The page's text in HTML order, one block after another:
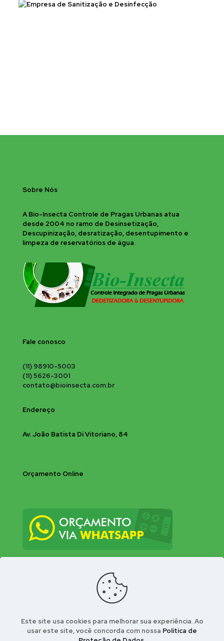
Sobre Nós
A Bio-Insecta Controle de Pragas Urbanas atua
desde 2004 no ramo de Desinsetização,
Descupinização, desratização, desentupimento e
limpeza de reservatórios de água.
Fale conosco
(11) 98910-5003
(11) 5626-3001
contato@bioinsecta.com.br
Endereço
Av. João Batista Di Vitoriano, 84
Orçamento Online
Este site usa cookies para melhorar sua experiência. Ao
usar este site, você concorda com nossa Política de